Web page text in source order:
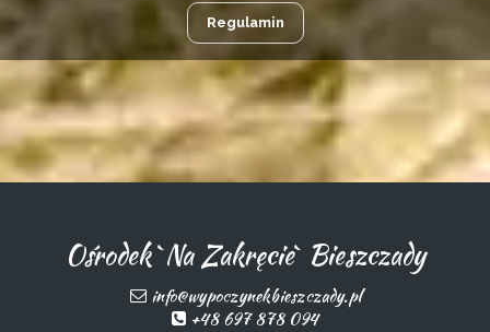
Regulamin
Ośrodek `Na Zakręcie` Bieszczady
info@wypoczynekbieszczady.pl
+48 697 878 094